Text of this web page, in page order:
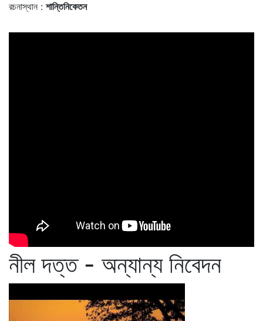
রচনাস্থান : শান্তিনিকেতন
নীল দত্ত - অন্যান্য নিবেদন